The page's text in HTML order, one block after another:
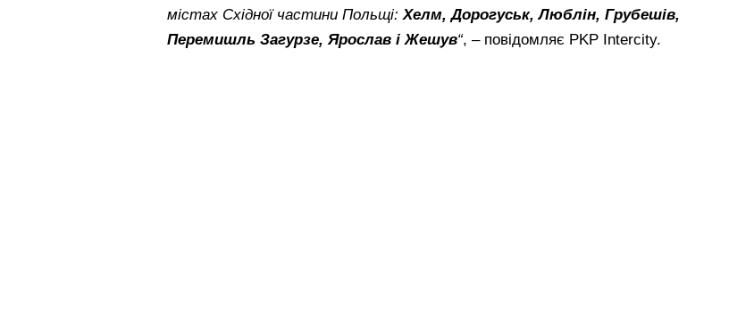
містах Східної частини Польщі:Хелм, Дорогуськ, Люблін, Грубешів,
Перемишль Загурзе, Ярослав і Жешув“, – повідомляє PKP Intercity.